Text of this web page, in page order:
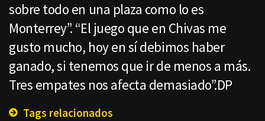
sobre todo en una plaza como lo es
Monterrey”. “El juego que en Chivas me
gusto mucho, hoy en sí debimos haber
ganado, si tenemos que ir de menos a más.
Tres empates nos afecta demasiado”.DP
Tags relacionados